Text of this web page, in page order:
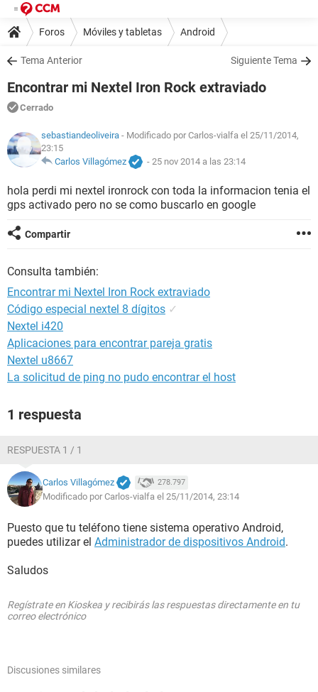
Foros Móviles y tabletas Android
Tema Anterior Siguiente Tema
Encontrar mi Nextel Iron Rock extraviado
Cerrado
sebastiandeoliveira - Modificado por Carlos-vialfa el 25/11/2014,
23:15
Carlos Villagómez
-25 nov 2014 a las 23:14
hola perdi mi nextel ironrock con toda la informacion tenia el
gps activado pero no se como buscarlo en google
Compartir
Consulta también:
Encontrar mi Nextel Iron Rock extraviado
Código especial nextel 8 dígitos ✓
Nextel i420
Aplicaciones para encontrar pareja gratis
Nextel u8667
La solicitud de ping no pudo encontrar el host
1 respuesta
RESPUESTA 1 / 1
Carlos Villagómez 278.797
Modificado por Carlos-vialfa el 25/11/2014, 23:14
Puesto que tu teléfono tiene sistema operativo Android,
puedes utilizar el Administrador de dispositivos Android.
Saludos
Regístrate en Kioskea y recibirás las respuestas directamente en tu
correo electrónico
Discusiones similares